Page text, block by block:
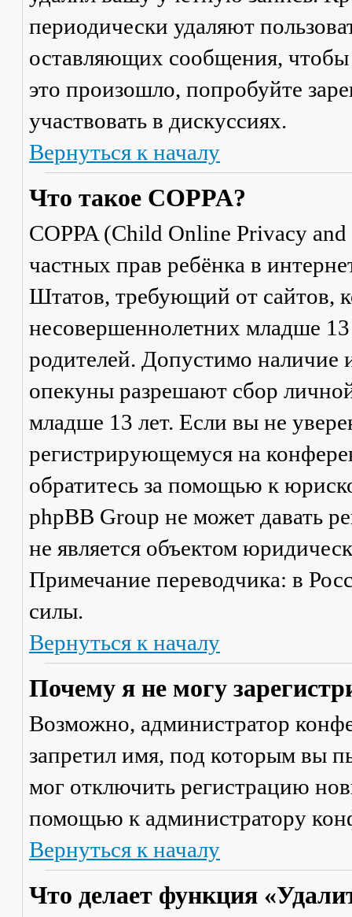
периодически удаляют
оставляющих сообщения,
это произошло, попробуйте
участвовать в дискуссиях.
Вернуться к началу
Что такое COPPA?
COPPA (Child Online Privacy
частных прав ребёнка в
Штатов, требующий от сайтов,
несовершеннолетних младше 13
родителей. Допустимо наличие
опекуны разрешают сбор
младше 13 лет. Если вы не
регистрирующемуся на
обратитесь за помощью к
phpBB Group не может давать
не является объектом
Примечание переводчика: в
силы.
Вернуться к началу
Почему я не могу
Возможно, администратор
запретил имя, под которым вы
мог отключить регистрацию
помощью к администратору
Вернуться к началу
Что делает функция